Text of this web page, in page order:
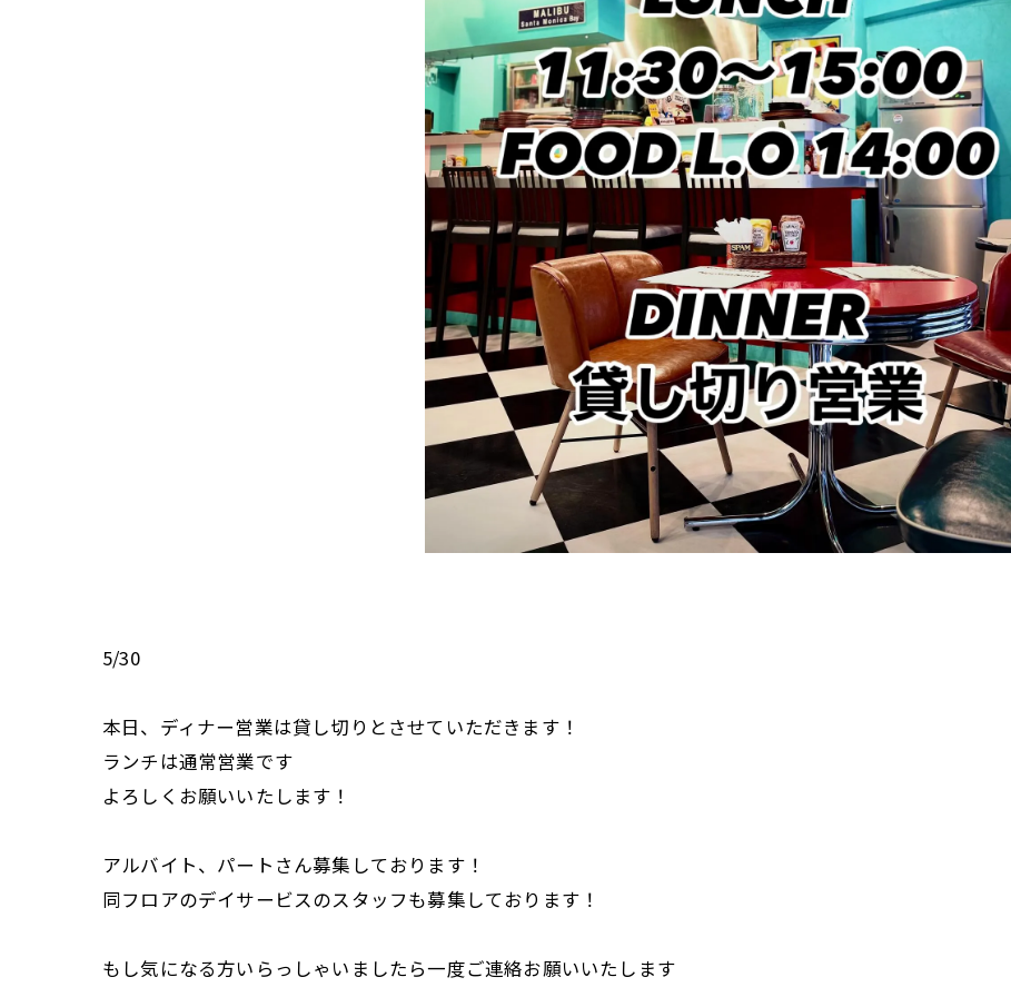
5/30
本日、ディナー営業は貸し切りとさせていただきます！
ランチは通常営業です
よろしくお願いいたします！
アルバイト、パートさん募集しております！
同フロアのデイサービスのスタッフも募集しております！
もし気になる方いらっしゃいましたら一度ご連絡お願いいたします